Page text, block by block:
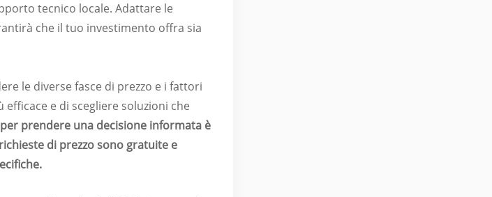
tecnico locale. Adattare le
che il tuo investimento offra sia
le diverse fasce di prezzo e i fattori
e di scegliere soluzioni che
prendere una decisione informata è
di prezzo sono gratuite e